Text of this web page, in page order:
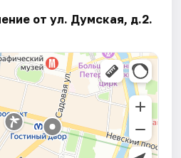
от ул. Думская, д.2.